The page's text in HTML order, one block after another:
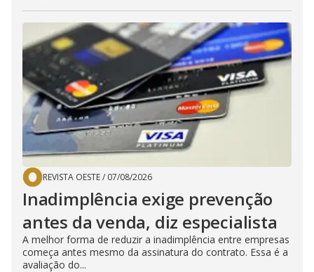
REVISTA OESTE/ 07/08/2026
Inadimplência exige prevenção
antes da venda, diz especialista
A melhor forma de reduzir a inadimplência entre empresas
começa antes mesmo da assinatura do contrato. Essa é a
avaliação do...